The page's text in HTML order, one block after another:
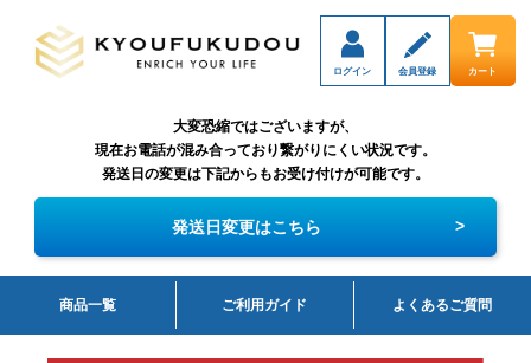
ログイン 会員登録 カート
大変恐縮ではございますが、
現在お電話が混み合っており繋がりにくい状況です。
発送日の変更は下記からもお受け付けが可能です。
発送日変更はこちら >
商品一覧 ご利用ガイド よくあるご質問